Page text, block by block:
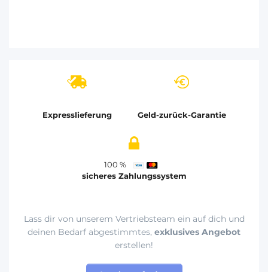
Expresslieferung Geld-zurück-Garantie
100 %
sicheres Zahlungssystem
Lass dir von unserem Vertriebsteam ein auf dich und
deinen Bedarf abgestimmtes, exklusives Angebot
erstellen!